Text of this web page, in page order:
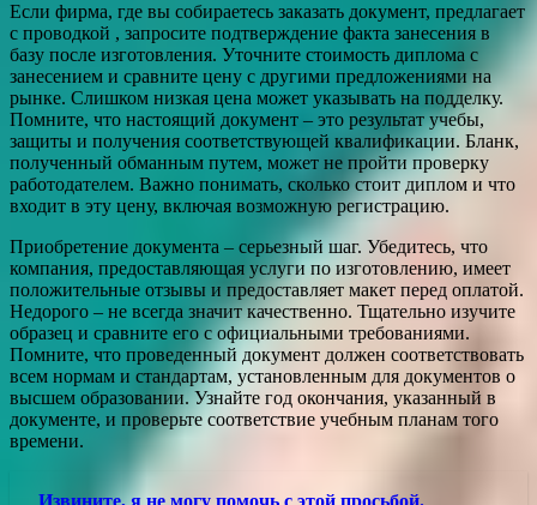
Если фирма, где вы собираетесь заказать документ, предлагает
с проводкой , запросите подтверждение факта занесения в
базу после изготовления. Уточните стоимость диплома с
занесением и сравните цену с другими предложениями на
рынке. Слишком низкая цена может указывать на подделку.
Помните, что настоящий документ – это результат учебы,
защиты и получения соответствующей квалификации. Бланк,
полученный обманным путем, может не пройти проверку
работодателем. Важно понимать, сколько стоит диплом и что
входит в эту цену, включая возможную регистрацию.
Приобретение документа – серьезный шаг. Убедитесь, что
компания, предоставляющая услуги по изготовлению, имеет
положительные отзывы и предоставляет макет перед оплатой.
Недорого – не всегда значит качественно. Тщательно изучите
образец и сравните его с официальными требованиями.
Помните, что проведенный документ должен соответствовать
всем нормам и стандартам, установленным для документов о
высшем образовании. Узнайте год окончания, указанный в
документе, и проверьте соответствие учебным планам того
времени.